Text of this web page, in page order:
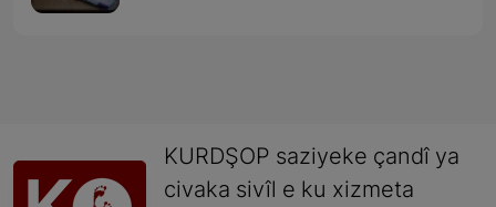
KURDŞOP saziyeke çandî ya
civaka sivîl e ku xizmeta